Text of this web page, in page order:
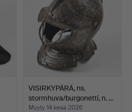
VISIRKYPÄRÄ, ns.
stormhuva/burgonetti, n. …
Myyty 14 kesä 2026